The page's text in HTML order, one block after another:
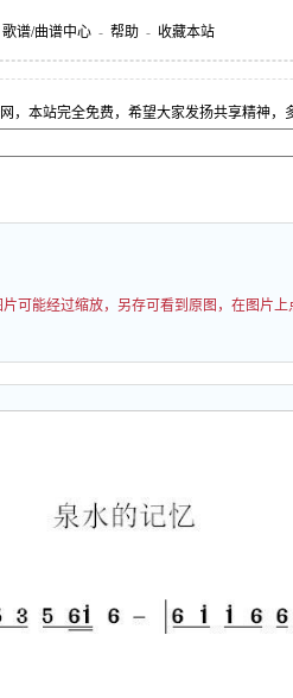
歌谱/曲谱中心 - 帮助 - 收藏本站
，本站完全免费，希望大家发扬共享精神，
片可能经过缩放，另存可看到原图，在图片